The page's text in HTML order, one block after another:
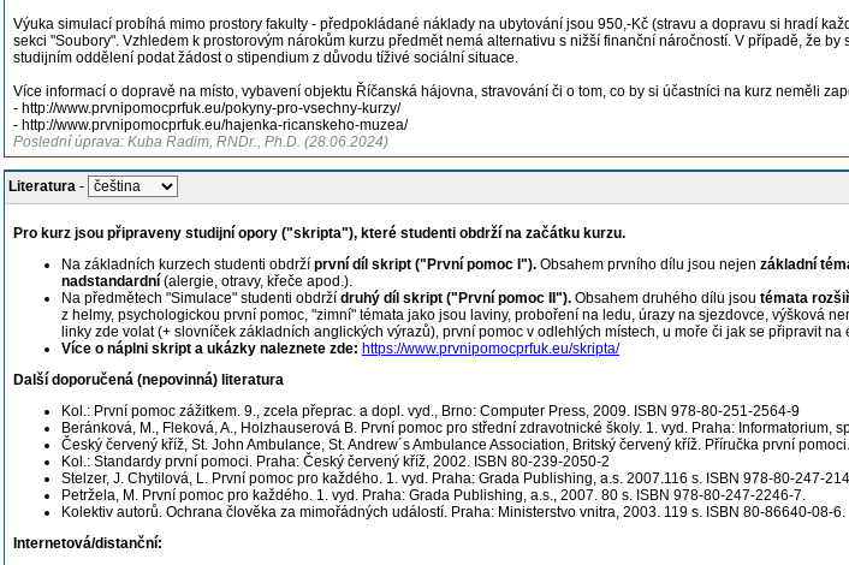
Výuka simulací probíhá mimo prostory fakulty - předpokládané náklady na ubytování jsou 950,-Kč (stravu a dopravu si hradí
sekci "Soubory". Vzhledem k prostorovým nárokům kurzu předmět nemá alternativu s nižší finanční náročností. V případě, že
studijním oddělení podat žádost o stipendium z důvodu tíživé sociální situace.
Více informací o dopravě na místo, vybavení objektu Říčanská hájovna, stravování či o tom, co by si účastníci na kurz neměli
- http://www.prvnipomocprfuk.eu/pokyny-pro-vsechny-kurzy/
- http://www.prvnipomocprfuk.eu/hajenka-ricanskeho-muzea/
Poslední úprava: Kuba Radim, RNDr., Ph.D. (28.06.2024)
Literatura -
Pro kurz jsou připraveny studijní opory ("skripta"), které studenti obdrží na začátku kurzu.
Na základních kurzech studenti obdrží první díl skript ("První pomoc I"). Obsahem prvního dílu jsou nejen základní
nadstandardní (alergie, otravy, křeče apod.).
Na předmětech "Simulace" studenti obdrží druhý díl skript ("První pomoc II"). Obsahem druhého dílu jsou témata
z helmy, psychologickou první pomoc, "zimní" témata jako jsou laviny, proboření na ledu, úrazy na sjezdovce, výšková
linky zde volat (+ slovníček základních anglických výrazů), první pomoc v odlehlých místech, u moře či jak se připravit
Více o náplni skript a ukázky naleznete zde: https://www.prvnipomocprfuk.eu/skripta/
Další doporučená (nepovinná) literatura
Kol.: První pomoc zážitkem. 9., zcela přeprac. a dopl. vyd., Brno: Computer Press, 2009. ISBN 978-80-251-2564-9
Beránková, M., Fleková, A., Holzhauserová B. První pomoc pro střední zdravotnické školy. 1. vyd. Praha: Informatorium,
Český červený kříž, St. John Ambulance, St. Andrew´s Ambulance Association, Britský červený kříž. Příručka první
Kol.: Standardy první pomoci. Praha: Český červený kříž, 2002. ISBN 80-239-2050-2
Stelzer, J. Chytilová, L. První pomoc pro každého. 1. vyd. Praha: Grada Publishing, a.s. 2007.116 s. ISBN 978-80-247-
Petržela, M. První pomoc pro každého. 1. vyd. Praha: Grada Publishing, a.s., 2007. 80 s. ISBN 978-80-247-2246-7.
Kolektiv autorů. Ochrana člověka za mimořádných událostí. Praha: Ministerstvo vnitra, 2003. 119 s. ISBN 80-86640-08-6.
Internetová/distanční: